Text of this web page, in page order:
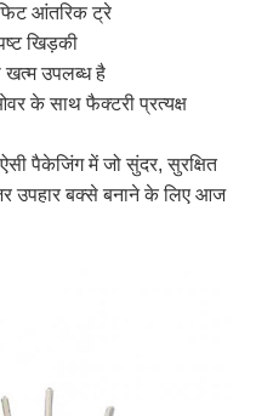
आंतरिक ट्रे
खिड़की
उपलब्ध है
के साथ फैक्टरी प्रत्यक्ष
पैकेजिंग में जो सुंदर, सुरक्षित
उपहार बक्से बनाने के लिए आज